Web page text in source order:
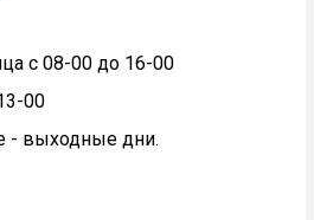
с 08-00 до 16-00
00
- выходные дни.